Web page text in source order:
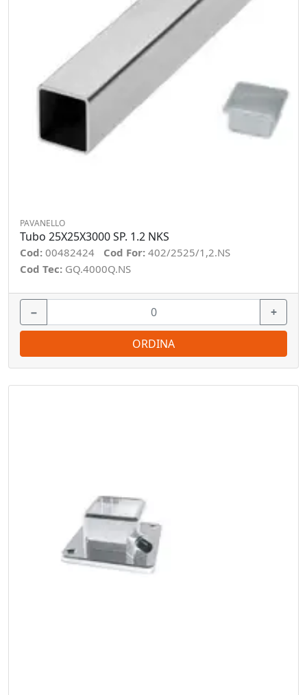
PAVANELLO
Tubo 25X25X3000 SP. 1.2 NKS
Cod: 00482424 Cod For: 402/2525/1,2.NS
Cod Tec: GQ.4000Q.NS
− +
ORDINA